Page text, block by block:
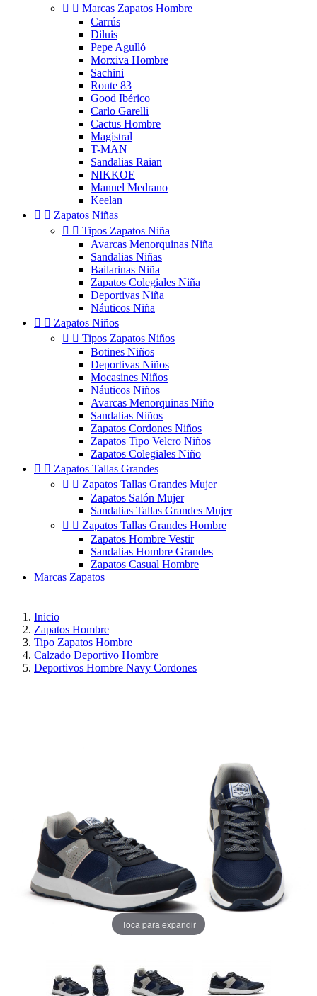
  Marcas Zapatos Hombre
Carrús
Diluis
Pepe Agulló
Morxiva Hombre
Sachini
Route 83
Good Ibérico
Carlo Garelli
Cactus Hombre
Magistral
T-MAN
Sandalias Raian
NIKKOE
Manuel Medrano
Keelan
  Zapatos Niñas
  Tipos Zapatos Niña
Avarcas Menorquinas Niña
Sandalias Niñas
Bailarinas Niña
Zapatos Colegiales Niña
Deportivas Niña
Náuticos Niña
  Zapatos Niños
  Tipos Zapatos Niños
Botines Niños
Deportivas Niños
Mocasines Niños
Náuticos Niños
Avarcas Menorquinas Niño
Sandalias Niños
Zapatos Cordones Niños
Zapatos Tipo Velcro Niños
Zapatos Colegiales Niño
  Zapatos Tallas Grandes
  Zapatos Tallas Grandes Mujer
Zapatos Salón Mujer
Sandalias Tallas Grandes Mujer
  Zapatos Tallas Grandes Hombre
Zapatos Hombre Vestir
Sandalias Hombre Grandes
Zapatos Casual Hombre
Marcas Zapatos
Inicio
Zapatos Hombre
Tipo Zapatos Hombre
Calzado Deportivo Hombre
Deportivos Hombre Navy Cordones
Toca para expandir